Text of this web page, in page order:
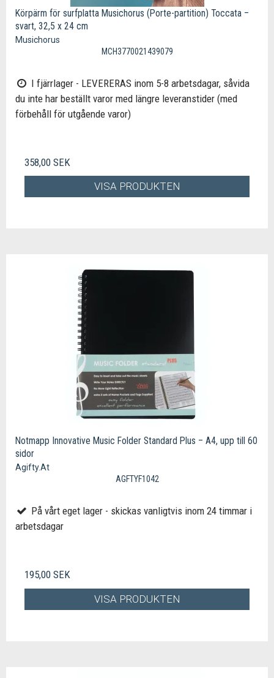
Körpärm för surfplatta Musichorus (Porte-partition) Toccata –
svart, 32,5 x 24 cm
Musichorus
MCH3770021439079
I fjärrlager - LEVERERAS inom 5-8 arbetsdagar, såvida
du inte har beställt varor med längre leveranstider (med
förbehåll för utgående varor)
358,00 SEK
VISA PRODUKTEN
Notmapp Innovative Music Folder Standard Plus – A4, upp till 60
sidor
Agifty.At
AGFTYF1042
På vårt eget lager - skickas vanligtvis inom 24 timmar i
arbetsdagar
195,00 SEK
VISA PRODUKTEN